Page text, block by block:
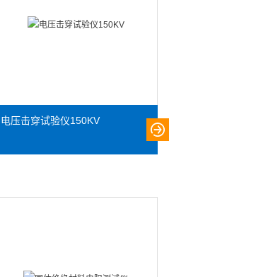
电压击穿试验仪150KV